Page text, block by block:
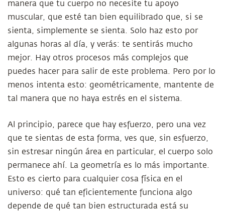
manera que tu cuerpo no necesite tu apoyo
muscular, que esté tan bien equilibrado que, si se
sienta, simplemente se sienta. Solo haz esto por
algunas horas al día, y verás: te sentirás mucho
mejor. Hay otros procesos más complejos que
puedes hacer para salir de este problema. Pero por lo
menos intenta esto: geométricamente, mantente de
tal manera que no haya estrés en el sistema.
Al principio, parece que hay esfuerzo, pero una vez
que te sientas de esta forma, ves que, sin esfuerzo,
sin estresar ningún área en particular, el cuerpo solo
permanece ahí. La geometría es lo más importante.
Esto es cierto para cualquier cosa física en el
universo: qué tan eficientemente funciona algo
depende de qué tan bien estructurada está su